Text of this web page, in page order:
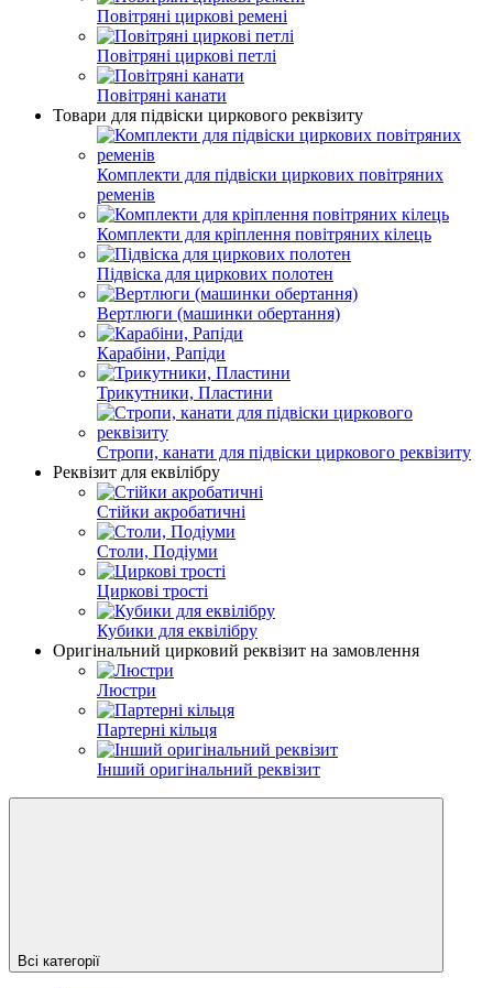
Повітряні циркові ремені
Повітряні циркові петлі
Повітряні канати
Товари для підвіски циркового реквізиту
Комплекти для підвіски циркових повітряних
ременів
Комплекти для кріплення повітряних кілець
Підвіска для циркових полотен
Вертлюги (машинки обертання)
Карабіни, Рапіди
Трикутники, Пластини
Стропи, канати для підвіски циркового реквізиту
Реквізит для еквілібру
Стійки акробатичні
Столи, Подіуми
Циркові трості
Кубики для еквілібру
Оригінальний цирковий реквізит на замовлення
Люстри
Партерні кільця
Інший оригінальний реквізит
Всі категорії